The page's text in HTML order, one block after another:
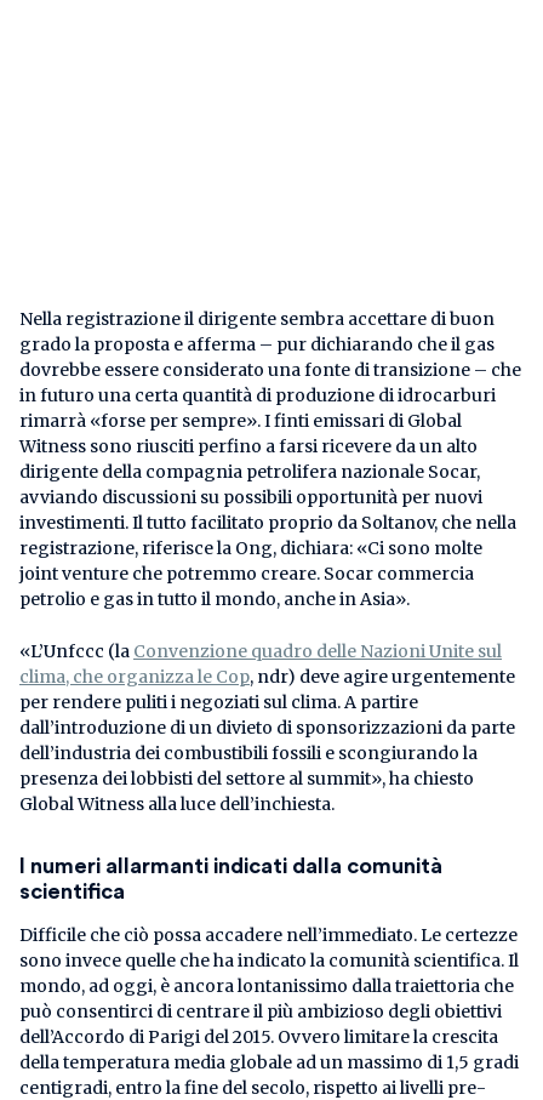
Nella registrazione il dirigente sembra accettare di buon
grado la proposta e afferma – pur dichiarando che il gas
dovrebbe essere considerato una fonte di transizione – che
in futuro una certa quantità di produzione di idrocarburi
rimarrà «forse per sempre». I finti emissari di Global
Witness sono riusciti perfino a farsi ricevere da un alto
dirigente della compagnia petrolifera nazionale Socar,
avviando discussioni su possibili opportunità per nuovi
investimenti. Il tutto facilitato proprio da Soltanov, che nella
registrazione, riferisce la Ong, dichiara: «Ci sono molte
joint venture che potremmo creare. Socar commercia
petrolio e gas in tutto il mondo, anche in Asia».
«L’Unfccc (la Convenzione quadro delle Nazioni Unite sul
clima, che organizza le Cop, ndr) deve agire urgentemente
per rendere puliti i negoziati sul clima. A partire
dall’introduzione di un divieto di sponsorizzazioni da parte
dell’industria dei combustibili fossili e scongiurando la
presenza dei lobbisti del settore al summit», ha chiesto
Global Witness alla luce dell’inchiesta.
I numeri allarmanti indicati dalla comunità
scientifica
Difficile che ciò possa accadere nell’immediato. Le certezze
sono invece quelle che ha indicato la comunità scientifica. Il
mondo, ad oggi, è ancora lontanissimo dalla traiettoria che
può consentirci di centrare il più ambizioso degli obiettivi
dell’Accordo di Parigi del 2015. Ovvero limitare la crescita
della temperatura media globale ad un massimo di 1,5 gradi
centigradi, entro la fine del secolo, rispetto ai livelli pre-